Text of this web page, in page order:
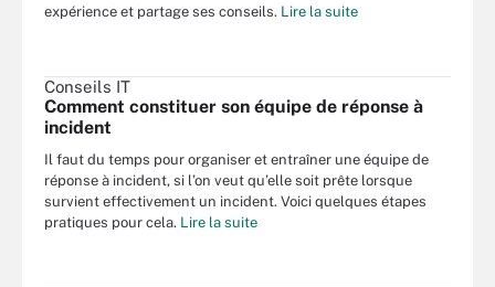
expérience et partage ses conseils. Lire la suite
Conseils IT
Comment constituer son équipe de réponse à
incident
Il faut du temps pour organiser et entraîner une équipe de
réponse à incident, si l’on veut qu’elle soit prête lorsque
survient effectivement un incident. Voici quelques étapes
pratiques pour cela. Lire la suite